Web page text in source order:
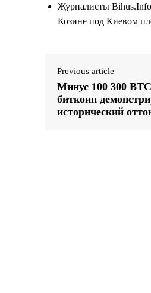
Журналисты Bihus.Info
Козине под Киевом
Previous article
Минус 100 300
биткоин
исторический